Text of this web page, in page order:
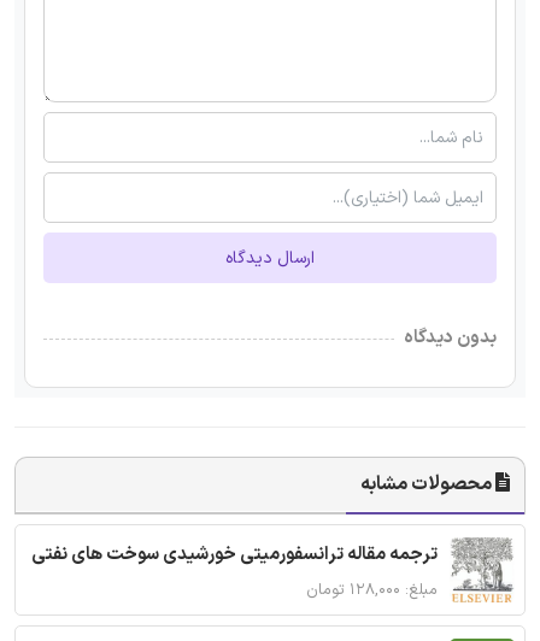
ارسال دیدگاه
بدون دیدگاه
محصولات مشابه
ترجمه مقاله ترانسفورمیتی خورشیدی سوخت های نفتی
مبلغ: ۱۲۸,۰۰۰ تومان